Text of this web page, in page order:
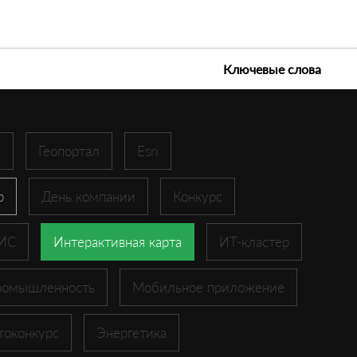
Ключевые слова
Геопортал Esri
День компании Конкурс
Интерактивная карта ИТ-кластер
Мобильное приложение
Энергетика